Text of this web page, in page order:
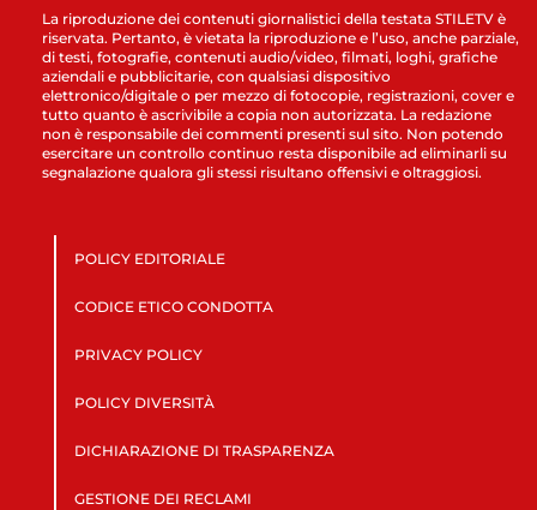
La riproduzione dei contenuti giornalistici della testata STILETV è
riservata. Pertanto, è vietata la riproduzione e l’uso, anche parziale,
di testi, fotografie, contenuti audio/video, filmati, loghi, grafiche
aziendali e pubblicitarie, con qualsiasi dispositivo
elettronico/digitale o per mezzo di fotocopie, registrazioni, cover e
tutto quanto è ascrivibile a copia non autorizzata. La redazione
non è responsabile dei commenti presenti sul sito. Non potendo
esercitare un controllo continuo resta disponibile ad eliminarli su
segnalazione qualora gli stessi risultano offensivi e oltraggiosi.
POLICY EDITORIALE
CODICE ETICO CONDOTTA
PRIVACY POLICY
POLICY DIVERSITÀ
DICHIARAZIONE DI TRASPARENZA
GESTIONE DEI RECLAMI